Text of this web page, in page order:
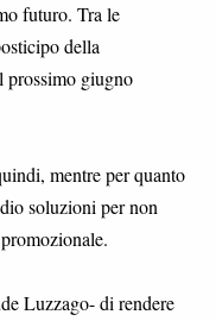
futuro. Tra le
della
prossimo giugno
mentre per quanto
soluzioni per non
Luzzago- di rendere